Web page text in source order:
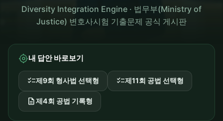
Diversity Integration Engine · 법무부(Ministry of
Justice) 변호사시험 기출문제 공식 게시판
my_location내 답안 바로보기
checklist제9회 형사법 선택형 checklist제11회 공법 선택형
description제4회 공법 기록형